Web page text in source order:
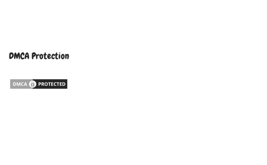
DMCA Protection